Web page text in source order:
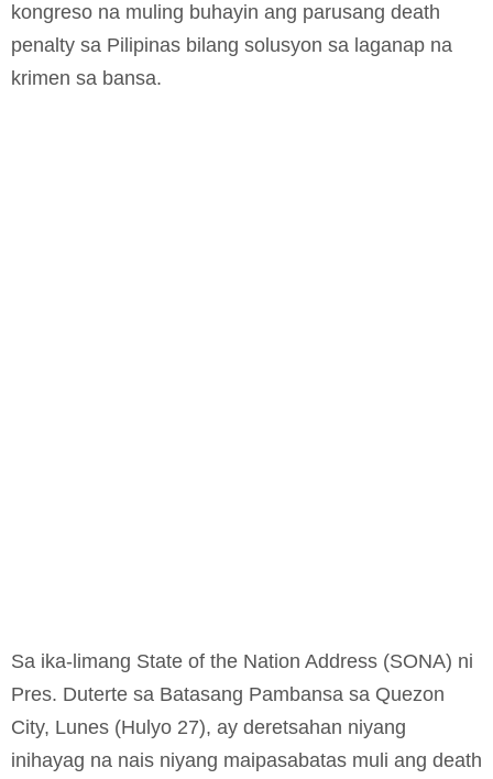
kongreso na muling buhayin ang parusang death
penalty sa Pilipinas bilang solusyon sa laganap na
krimen sa bansa.
Sa ika-limang State of the Nation Address (SONA) ni
Pres. Duterte sa Batasang Pambansa sa Quezon
City, Lunes (Hulyo 27), ay deretsahan niyang
inihayag na nais niyang maipasabatas muli ang death